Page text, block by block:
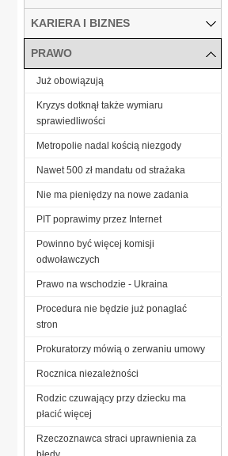
KARIERA I BIZNES
PRAWO
Już obowiązują
Kryzys dotknął także wymiaru
sprawiedliwości
Metropolie nadal kością niezgody
Nawet 500 zł mandatu od strażaka
Nie ma pieniędzy na nowe zadania
PIT poprawimy przez Internet
Powinno być więcej komisji
odwoławczych
Prawo na wschodzie - Ukraina
Procedura nie będzie już ponaglać
stron
Prokuratorzy mówią o zerwaniu umowy
Rocznica niezależności
Rodzic czuwający przy dziecku ma
płacić więcej
Rzeczoznawca straci uprawnienia za